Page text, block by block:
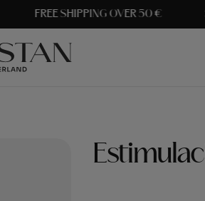
FREE SHIPPING OVER 50 €